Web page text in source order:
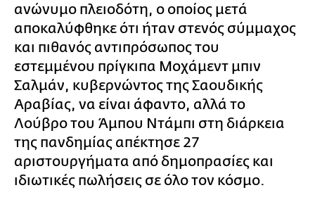
ανώνυμο πλειοδότη, ο οποίος μετά
αποκαλύφθηκε ότι ήταν στενός σύμμαχος
και πιθανός αντιπρόσωπος του
εστεμμένου πρίγκιπα Μοχάμεντ μπιν
Σαλμάν, κυβερνώντος της Σαουδικής
Αραβίας, να είναι άφαντο, αλλά το
Λούβρο του Άμπου Ντάμπι στη διάρκεια
της πανδημίας απέκτησε 27
αριστουργήματα από δημοπρασίες και
ιδιωτικές πωλήσεις σε όλο τον κόσμο.